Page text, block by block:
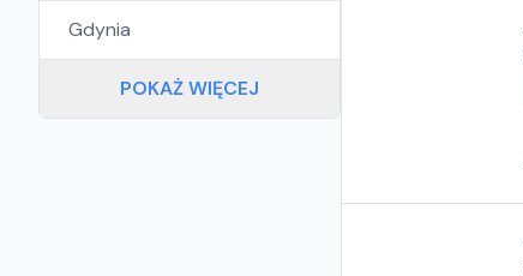
Gdynia
POKAŻ WIĘCEJ